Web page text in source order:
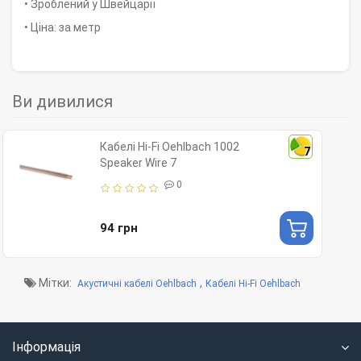
• Зроблений у Швейцарії
• Ціна: за метр
Ви дивилися
7
Кабелі Hi-Fi Oehlbach 1002
Speaker Wire 7
0
94 грн
Мітки: Акустичні кабелі Oehlbach , Кабелі Hi-Fi Oehlbach
Інформація